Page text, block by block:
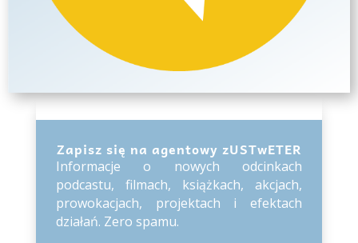
Zapisz się na agentowy zUSTwETER
Informacje o nowych odcinkach
podcastu, filmach, książkach, akcjach,
prowokacjach, projektach i efektach
działań. Zero spamu.